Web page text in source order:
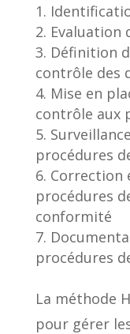
Evaluation
Définition
contrôle des
Mise en
contrôle aux
procédures
Correction
procédures
conformité
procédures
La méthode
pour gérer